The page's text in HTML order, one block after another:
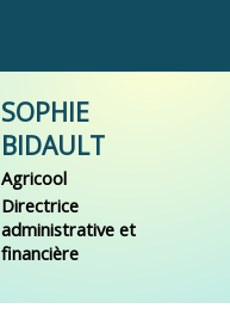
SOPHIE
BIDAULT
Agricool
Directrice
administrative et
financière